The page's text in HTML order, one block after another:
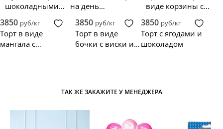
шоколадными
бутылкой виски
на день
виде корзины с
вином для
юриста
3850 руб/кг
Торт в виде
мангала с
3850 руб/кг
Торт в виде
бочки с виски и
3850 руб/кг
Торт с ягодами и
шоколадом
ТАК ЖЕ ЗАКАЖИТЕ У МЕНЕДЖЕРА